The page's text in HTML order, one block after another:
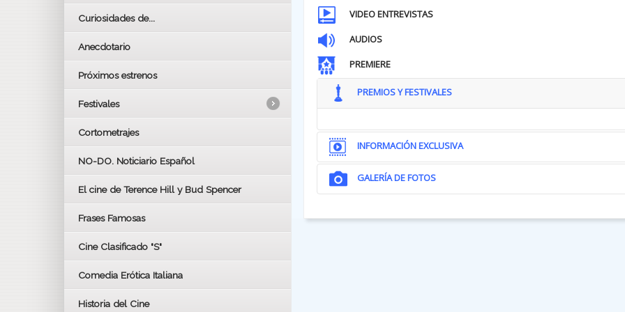
VIDEO ENTREVISTAS
AUDIOS
PREMIERE
PREMIOS Y FESTIVALES
INFORMACIÓN EXCLUSIVA
GALERÍA DE FOTOS
Curiosidades de...
Anecdotario
Próximos estrenos
Festivales
LOS OSCARS
BAFTA
Cortometrajes
NO-DO. Noticiario Español
El cine de Terence Hill y Bud Spencer
Frases Famosas
Cine Clasificado "S"
Comedia Erótica Italiana
Historia del Cine